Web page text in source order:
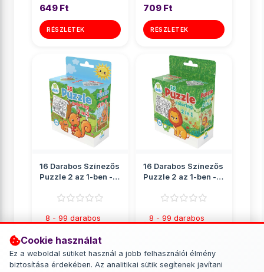
Cookie használat
Ez a weboldal sütiket használ a jobb felhasználói élmény
biztosítása érdekében. Az analitikai sütik segítenek javítani
649 Ft
RÉSZLETEK
709 Ft
RÉSZLETEK
16 Darabos Színezős
Puzzle 2 az 1-ben -
8 - 99 darabos
709 Ft
RÉSZLETEK
16 Darabos Színezős
Puzzle 2 az 1-ben -
8 - 99 darabos
RÉSZLETEK